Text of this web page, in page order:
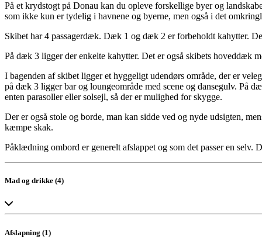
På et krydstogt på Donau kan du opleve forskellige byer og
som ikke kun er tydelig i havnene og byerne, men også i det
Skibet har 4 passagerdæk. Dæk 1 og dæk 2 er forbeholdt kahytter.
På dæk 3 ligger der enkelte kahytter. Det er også skibets hoveddæk
I bagenden af skibet ligger et hyggeligt udendørs område, der er
på dæk 3 ligger bar og loungeområde med scene og dansegulv. På
enten parasoller eller solsejl, så der er mulighed for skygge.
Der er også stole og borde, man kan sidde ved og nyde udsigten,
kæmpe skak.
Påklædning ombord er generelt afslappet og som det passer en selv.
Mad og drikke (4)
Bar Cafe Lounge Main Lobby
Afslapning (1)